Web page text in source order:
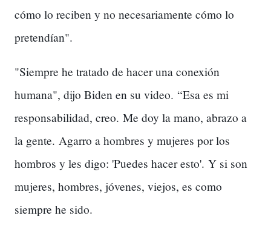
cómo lo reciben y no necesariamente cómo lo
pretendían".
"Siempre he tratado de hacer una conexión
humana", dijo Biden en su video. “Esa es mi
responsabilidad, creo. Me doy la mano, abrazo a
la gente. Agarro a hombres y mujeres por los
hombros y les digo: 'Puedes hacer esto'. Y si son
mujeres, hombres, jóvenes, viejos, es como
siempre he sido.